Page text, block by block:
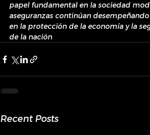
papel fundamental en la sociedad
aseguranzas continúan
en la protección de la economía y la
de la nación
Recent Posts